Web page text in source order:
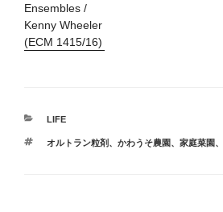
Ensembles /
Kenny Wheeler
(ECM 1415/16)
カ
ゴ
LIFE
タ
オルトラン粒剤 、 かわうそ農園、 家庭菜園、